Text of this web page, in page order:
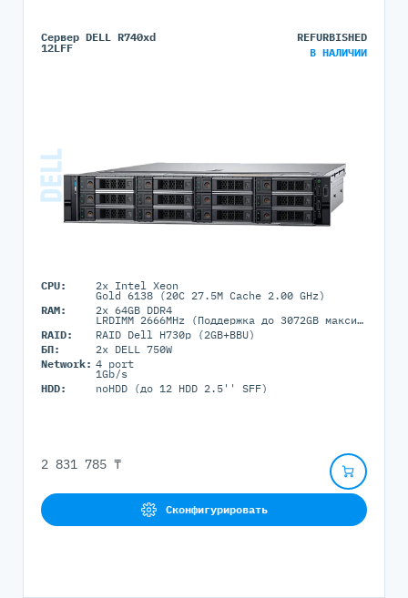
Сервер DELL R740xd
12LFF
REFURBISHED
В НАЛИЧИИ
CPU: 2x Intel Xeon
Gold 6138 (20C 27.5M Cache 2.00 GHz)
RAM:
2x 64GB DDR4
LRDIMM 2666MHz (Поддержка до 3072GB максимально, 24 DIMM портов)
RAID:
RAID Dell H730p (2GB+BBU)
БП:
2x DELL 750W
Network: 4 port
1Gb/s
HDD:
noHDD (до 12 HDD 2.5'' SFF)
2 831 785 ₸
Сконфигурировать